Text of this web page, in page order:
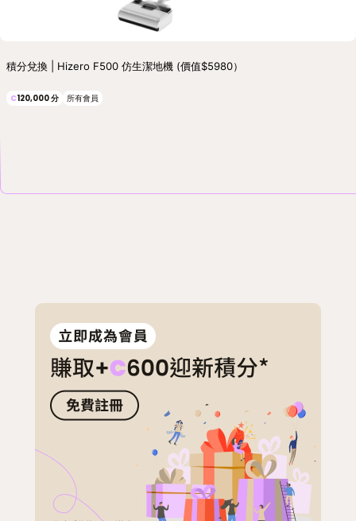
積分兌換 | Hizero F500 仿生潔地機 (價值$5980）
C120,000分 所有會員